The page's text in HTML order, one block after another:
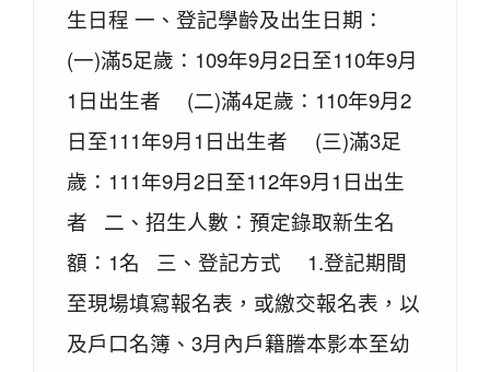
生日程 一、登記學齡及出生日期：
(一)滿5足歲：109年9月2日至110年9月
1日出生者 (二)滿4足歲：110年9月2
日至111年9月1日出生者 (三)滿3足
歲：111年9月2日至112年9月1日出生
者 二、招生人數：預定錄取新生名
額：1名 三、登記方式 1.登記期間
至現場填寫報名表，或繳交報名表，以
及戶口名簿、3月內戶籍謄本影本至幼